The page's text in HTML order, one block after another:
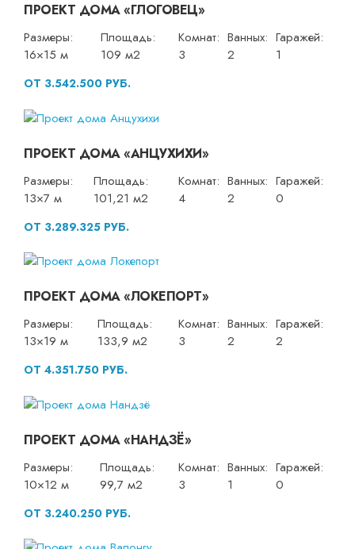
ПРОЕКТ ДОМА «ГЛОГОВЕЦ»
Размеры:
16×15 м
Площадь:
109 м2
Комнат:
3
Ванных:
2
Гаражей:
1
ОТ 3.542.500 РУБ.
ПРОЕКТ ДОМА «АНЦУХИХИ»
Размеры:
13×7 м
Площадь:
101,21 м2
Комнат:
4
Ванных:
2
Гаражей:
0
ОТ 3.289.325 РУБ.
ПРОЕКТ ДОМА «ЛОКЕПОРТ»
Размеры:
13×19 м
Площадь:
133,9 м2
Комнат:
3
Ванных:
2
Гаражей:
2
ОТ 4.351.750 РУБ.
ПРОЕКТ ДОМА «НАНДЗЁ»
Размеры:
10×12 м
Площадь:
99,7 м2
Комнат:
3
Ванных:
1
Гаражей:
0
ОТ 3.240.250 РУБ.